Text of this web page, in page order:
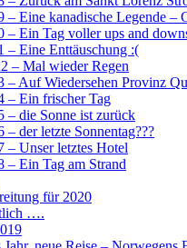
– Eine kanadische Legende –
– Ein Tag voller ups and
– Eine Enttäuschung :(
– Mal wieder Regen
– Auf Wiedersehen Provinz
– Ein frischer Tag
– die Sonne ist zurück
– der letzte Sonnentag???
– Unser letztes Hotel
– Ein Tag am Strand
für 2020
….